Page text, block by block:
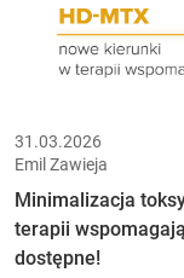
31.03.2026
Emil Zawieja
Minimalizacja
terapii
dostępne!